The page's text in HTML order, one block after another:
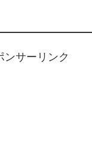
ンサーリンク